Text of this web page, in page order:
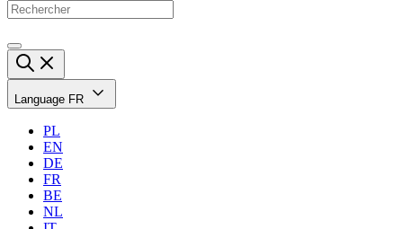
Language FR
PL
EN
DE
FR
BE
NL